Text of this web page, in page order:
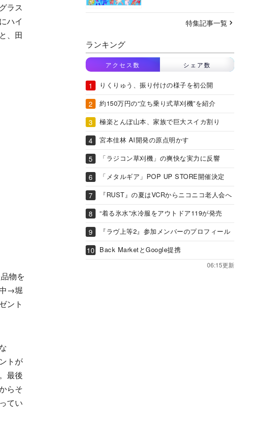
ラス
ハイ
、田
物を
→堀
ント
トが
最後
らそ
てい
特集記事一覧
ランキング
アクセス数 シェア数
りくりゅう、振り付けの様子を初公開
約150万円の“立ち乗り式草刈機”を紹介
極楽とんぼ山本、家族で巨大スイカ割り
宮本佳林 AI開発の原点明かす
「ラジコン草刈機」の爽快な実力に反響
「メタルギア」POP UP STORE開催決定
『RUST』の夏はVCRからニコニコ老人会へ
“着る氷水”水冷服をアウトドア119が発売
『ラヴ上等2』参加メンバーのプロフィール
Back MarketとGoogle提携
06:15更新